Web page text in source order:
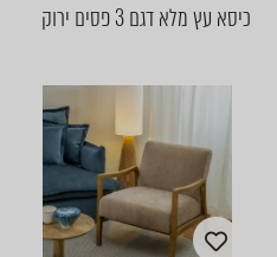
כיסא עץ מלא דגם 3 פסים ירוק